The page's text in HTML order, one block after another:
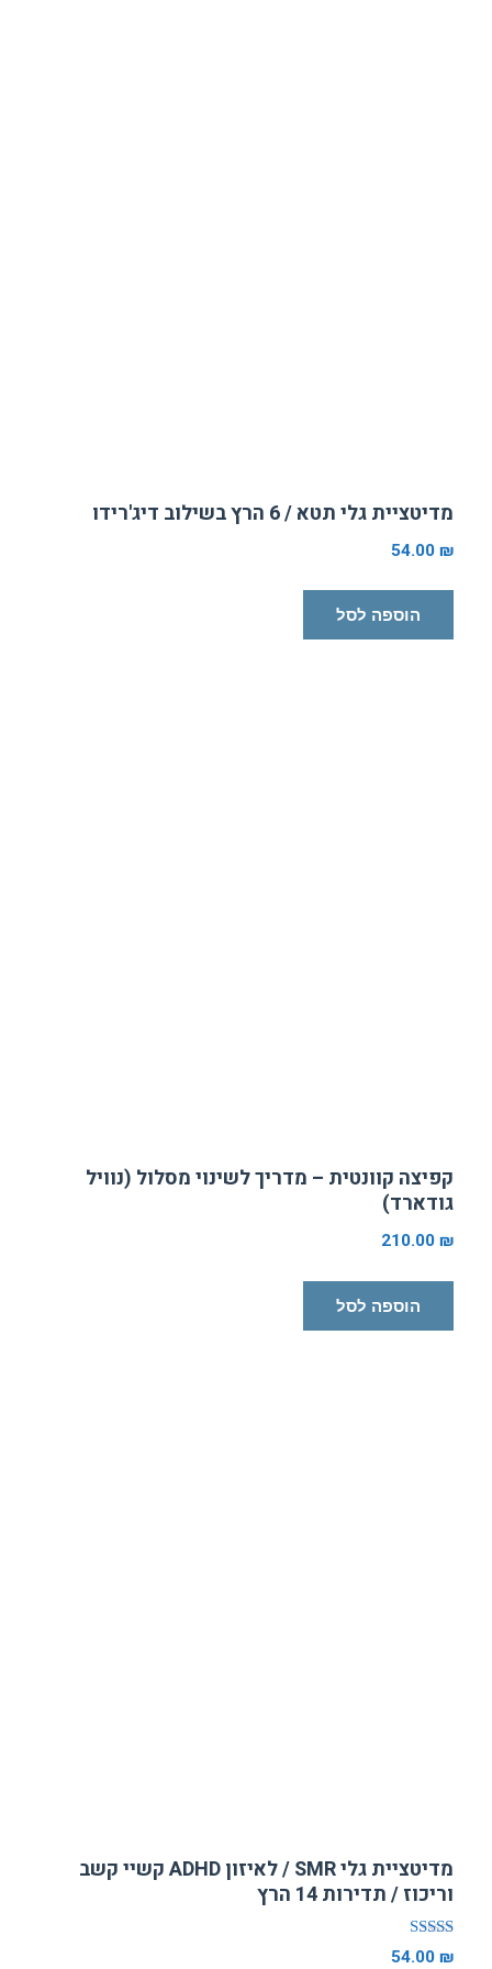
מדיטציית גלי תטא / 6 הרץ בשילוב דיג'רידו
54.00 ₪
הוספה לסל
קפיצה קוונטית – מדריך לשינוי מסלול (נוויל
גודארד)
210.00 ₪
הוספה לסל
מדיטציית גלי SMR / לאיזון ADHD קשיי קשב
וריכוז / תדירות 14 הרץ
דורג54.00 ₪